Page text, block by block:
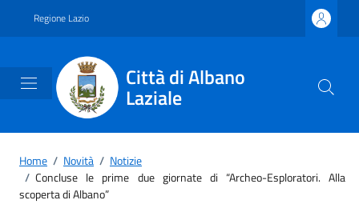
Regione Lazio
Città di Albano
Laziale
Home / Novità / Notizie
/ Concluse le prime due giornate di “Archeo-Esploratori. Alla
scoperta di Albano”